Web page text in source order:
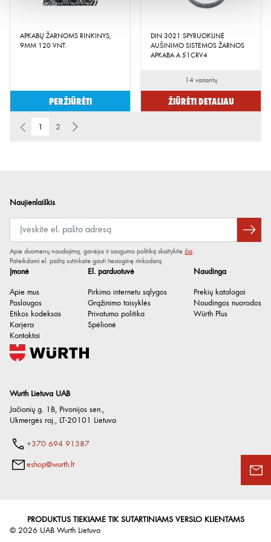
APKABŲ ŽARNOMS RINKINYS,
9MM 120 VNT.
Peržiūrėti
DIN 3021 SPYRUOKLINĖ
AUŠINIMO SISTEMOS ŽARNOS
APKABA A 51CRV4
14 variantų
Žiūrėti detaliau
1 2
Wurth Lietuva UAB
Jačionių g. 1B, Pivonijos sen.,
Ukmergės raj., LT-20101 Lietuva
+370 694 91387
eshop@wurth.lt
Įmonė
Apie mus
Paslaugos
Etikos kodeksas
Karjera
Kontaktai
El. parduotuvė
Pirkimo internetu sąlygos
Grąžinimo taisyklės
Privatumo politika
Spėlionė
Naudinga
Prekių katalogai
Naudingos nuorodos
Würth Plus
Naujienlaiškis
Apie duomenų naudojimą, gavėjus ir saugumo politiką skaitykite čia.
Pateikdami el. paštą sutinkate gauti tiesioginę rinkodarą.
PRODUKTUS TIEKIAME TIK SUTARTINIAMS VERSLO KLIENTAMS
© 2026 UAB Wurth Lietuva